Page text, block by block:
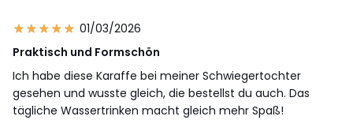
01/03/2026
Praktisch und Formschön
Ich habe diese Karaffe bei meiner Schwiegertochter
gesehen und wusste gleich, die bestellst du auch. Das
tägliche Wassertrinken macht gleich mehr Spaß!